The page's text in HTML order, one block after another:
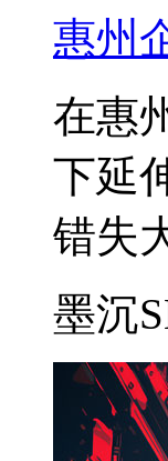
惠州
在惠
下延
错失
墨沉